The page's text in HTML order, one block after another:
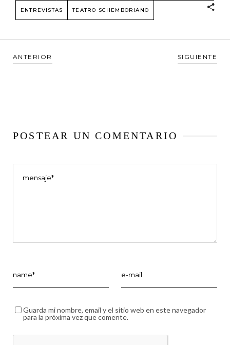
ENTREVISTAS TEATRO SCHEMBORIANO
ANTERIOR SIGUIENTE
POSTEAR UN COMENTARIO
Guarda mi nombre, email y el sitio web en este navegador
para la próxima vez que comente.